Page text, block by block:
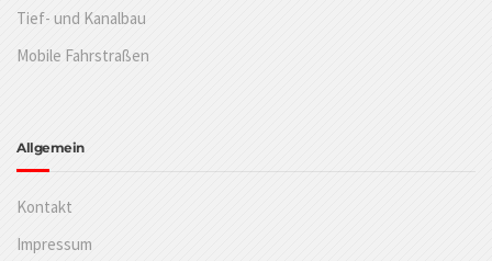
Tief- und Kanalbau
Mobile Fahrstraßen
Allgemein
Kontakt
Impressum